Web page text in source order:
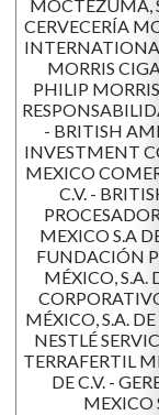
MOCTEZUMA,
CERVECERÍA
MORRIS
PHILIP
- BRITISH
INVESTMENT
MEXICO
C.V. -
MEXICO S.A
FUNDACIÓN
MÉXICO, S.A.
MÉXICO, S.A.
NESTLÉ
TERRAFERTIL
DE C.V. -
MEXICO